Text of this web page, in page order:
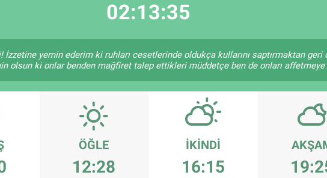
02:13:35
İzzetine yemin ederim ki ruhları cesetlerinde oldukça kullarını saptırmaktan geri
olsun ki onlar benden mağfiret talep ettikleri müddetçe ben de onları
ÖĞLE
12:28
İKINDI
16:15